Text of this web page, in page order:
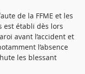
de la FFME et les
est établi dès lors
avant l’accident et
l’absence
les blessant